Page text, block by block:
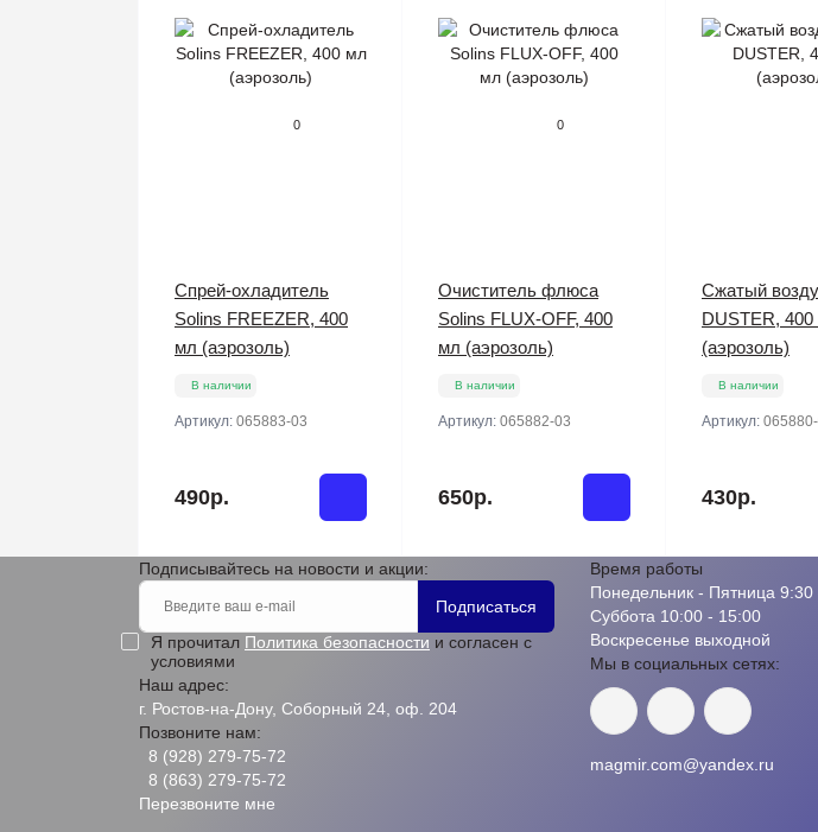
0
Спрей-охладитель
Solins FREEZER, 400
мл (аэрозоль)
В наличии
Артикул: 065883-03
490р.
0
Очиститель флюса
Solins FLUX-OFF, 400
мл (аэрозоль)
В наличии
Артикул: 065882-03
650р.
Сжатый
DUSTER,
(аэрозоль)
В наличии
Артикул:
430р.
Подписывайтесь на новости и акции:
Подписаться
Я прочитал Политика безопасности и согласен с
условиями
Наш адрес:
г. Ростов-на-Дону, Соборный 24, оф. 204
Позвоните нам:
8 (928) 279-75-72
8 (863) 279-75-72
Перезвоните мне
Время работы
Понедельник - Пятница 9:30
Суббота 10:00 - 15:00
Воскресенье выходной
Мы в социальных сетях:
magmir.com@yandex.ru